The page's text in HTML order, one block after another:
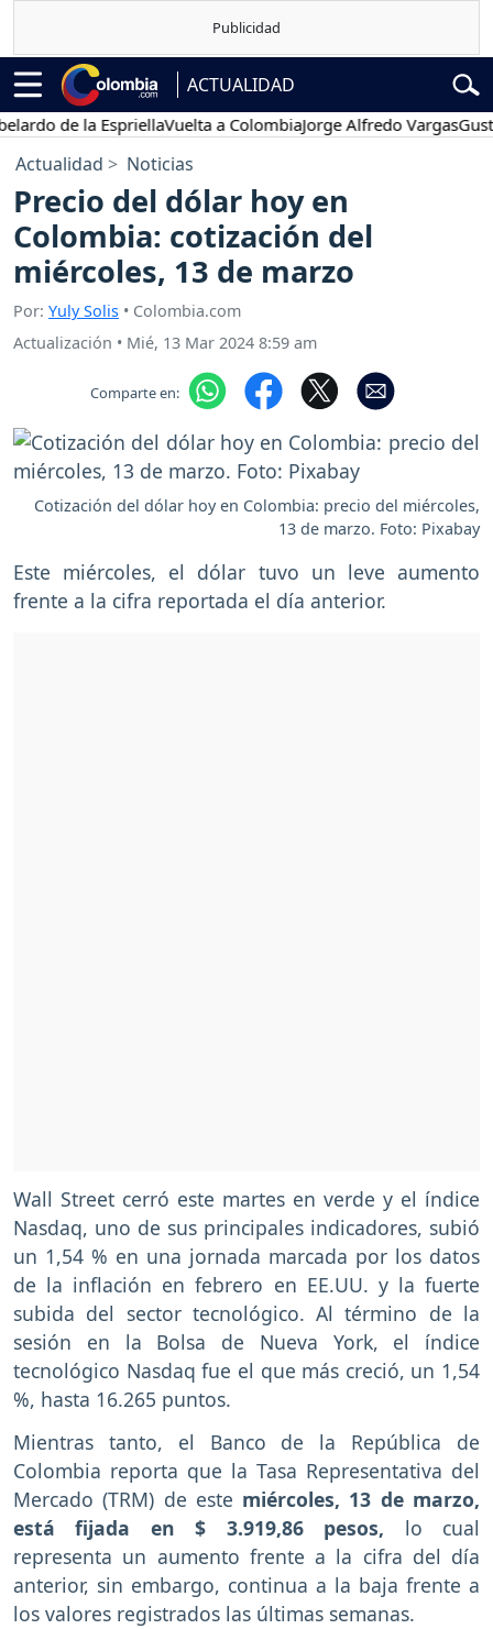
ACTUALIDAD
de la EspriellaVuelta a ColombiaJorge Alfredo VargasGustavo
Actualidad Noticias
Precio del dólar hoy en
Colombia: cotización del
miércoles, 13 de marzo
Por: Yuly Solis • Colombia.com
Actualización • Mié, 13 Mar 2024 8:59 am
Comparte en:
Cotización del dólar hoy en Colombia: precio del miércoles,
13 de marzo. Foto: Pixabay
Este miércoles, el dólar tuvo un leve aumento
frente a la cifra reportada el día anterior.
Wall Street cerró este martes en verde y el índice
Nasdaq, uno de sus principales indicadores, subió
un 1,54 % en una jornada marcada por los datos
de la inflación en febrero en EE.UU. y la fuerte
subida del sector tecnológico. Al término de la
sesión en la Bolsa de Nueva York, el índice
tecnológico Nasdaq fue el que más creció, un 1,54
%, hasta 16.265 puntos.
Mientras tanto, el Banco de la República de
Colombia reporta que la Tasa Representativa del
Mercado (TRM) de este miércoles, 13 de marzo,
está fijada en $ 3.919,86 pesos, lo cual
representa un aumento frente a la cifra del día
anterior, sin embargo, continua a la baja frente a
los valores registrados las últimas semanas.